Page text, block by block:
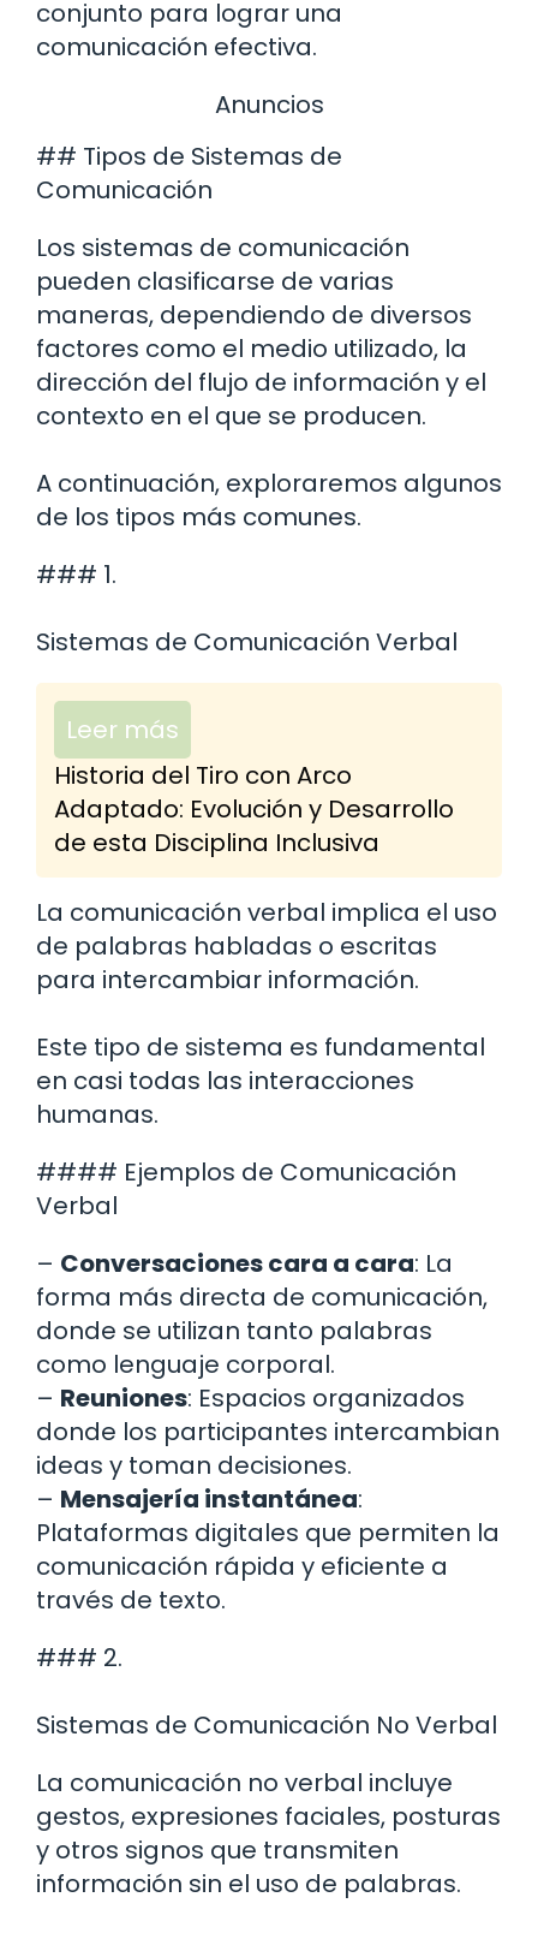
conjunto para lograr una
comunicación efectiva.
Anuncios
## Tipos de Sistemas de
Comunicación
Los sistemas de comunicación
pueden clasificarse de varias
maneras, dependiendo de diversos
factores como el medio utilizado, la
dirección del flujo de información y el
contexto en el que se producen.
A continuación, exploraremos algunos
de los tipos más comunes.
### 1.
Sistemas de Comunicación Verbal
Leer más
Historia del Tiro con Arco
Adaptado: Evolución y Desarrollo
de esta Disciplina Inclusiva
La comunicación verbal implica el uso
de palabras habladas o escritas
para intercambiar información.
Este tipo de sistema es fundamental
en casi todas las interacciones
humanas.
#### Ejemplos de Comunicación
Verbal
– Conversaciones cara a cara: La
forma más directa de comunicación,
donde se utilizan tanto palabras
como lenguaje corporal.
– Reuniones: Espacios organizados
donde los participantes intercambian
ideas y toman decisiones.
– Mensajería instantánea:
Plataformas digitales que permiten la
comunicación rápida y eficiente a
través de texto.
### 2.
Sistemas de Comunicación No Verbal
La comunicación no verbal incluye
gestos, expresiones faciales, posturas
y otros signos que transmiten
información sin el uso de palabras.